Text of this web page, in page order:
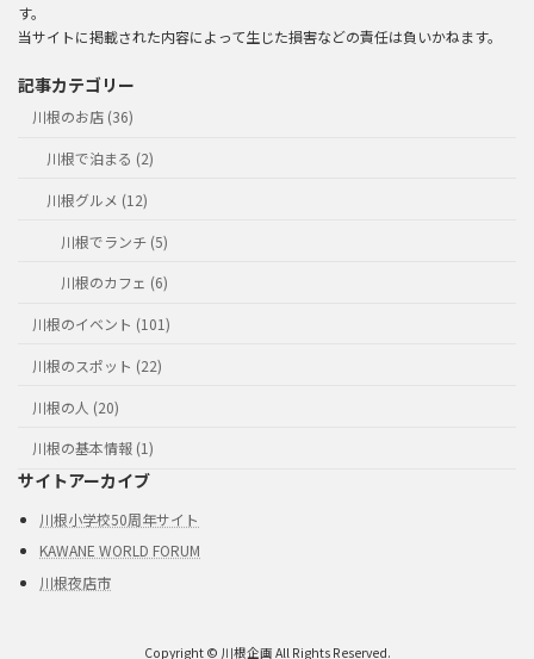
す。
当サイトに掲載された内容によって生じた損害などの責任は負いかねます。
記事カテゴリー
川根のお店 (36)
川根で泊まる (2)
川根グルメ (12)
川根でランチ (5)
川根のカフェ (6)
川根のイベント (101)
川根のスポット (22)
川根の人 (20)
川根の基本情報 (1)
サイトアーカイブ
川根小学校50周年サイト
KAWANE WORLD FORUM
川根夜店市
Copyright © 川根企画 All Rights Reserved.